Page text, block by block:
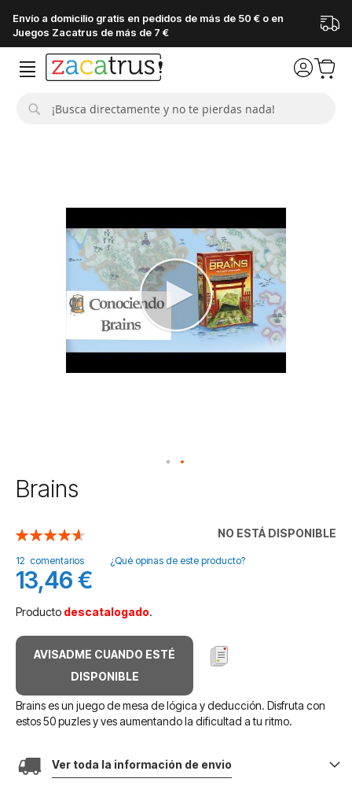
Envío a domicilio gratis en pedidos de más de 50 € o en
Juegos Zacatrus de más de 7 €
Saltar
al
de
la
galería
de
imágenes
Brains
NO ESTÁ DISPONIBLE
Valoración:
12 comentarios ¿Qué opinas de este producto?
13,46 €
Producto descatalogado.
AVISADME CUANDO ESTÉ
DISPONIBLE
Brains es un juego de mesa de lógica y deducción. Disfruta con
estos 50 puzles y ves aumentando la dificultad a tu ritmo.
Ver toda la información de envio